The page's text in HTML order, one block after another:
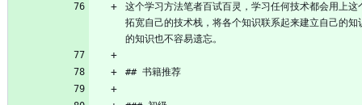
这个学习方法笔者百试百灵，学习任何技术都会用上
拓宽自己的技术栈，将各个知识联系起来建立自己的
的知识也不容易遗忘。
## 书籍推荐